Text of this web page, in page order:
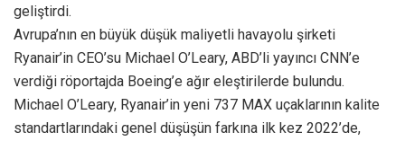
geliştirdi.
Avrupa’nın en büyük düşük maliyetli havayolu şirketi
Ryanair’in CEO’su Michael O’Leary, ABD’li yayıncı CNN’e
verdiği röportajda Boeing’e ağır eleştirilerde bulundu.
Michael O’Leary, Ryanair’in yeni 737 MAX uçaklarının kalite
standartlarındaki genel düşüşün farkına ilk kez 2022’de,